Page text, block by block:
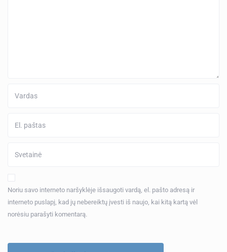
Noriu savo interneto naršyklėje išsaugoti vardą, el. pašto adresą ir
interneto puslapį, kad jų nebereiktų įvesti iš naujo, kai kitą kartą vėl
norėsiu parašyti komentarą.